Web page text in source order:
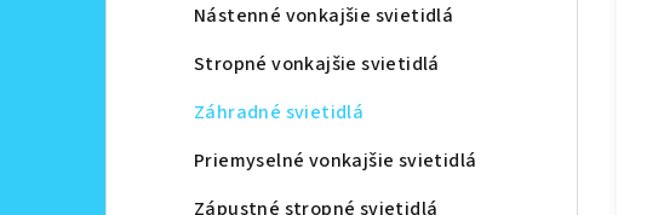
Nástenné vonkajšie svietidlá
Stropné vonkajšie svietidlá
Záhradné svietidlá
Priemyselné vonkajšie svietidlá
Zápustné stropné svietidlá